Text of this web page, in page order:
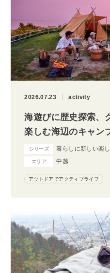
2026.07.23 activity
海遊びに歴史探索
楽しむ海辺のキャン
シリーズ 暮らしに新しい楽
エリア 中越
アウトドアでアクティブライフ